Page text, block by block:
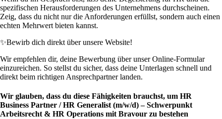
spezifischen Herausforderungen des Unternehmens durchscheinen.
Zeig, dass du nicht nur die Anforderungen erfüllst, sondern auch einen
echten Mehrwert bieten kannst.
✨Bewirb dich direkt über unsere Website!
Wir empfehlen dir, deine Bewerbung über unser Online-Formular
einzureichen. So stellst du sicher, dass deine Unterlagen schnell und
direkt beim richtigen Ansprechpartner landen.
Wir glauben, dass du diese Fähigkeiten brauchst, um HR
Business Partner / HR Generalist (m/w/d) – Schwerpunkt
Arbeitsrecht & HR Operations mit Bravour zu bestehen